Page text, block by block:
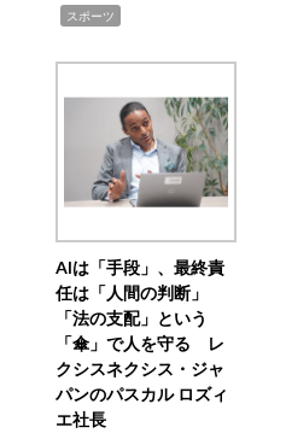
スポーツ
AIは「手段」、最終責
任は「人間の判断」
「法の支配」という
「傘」で人を守る レ
クシスネクシス・ジャ
パンのパスカル ロズィ
エ社長